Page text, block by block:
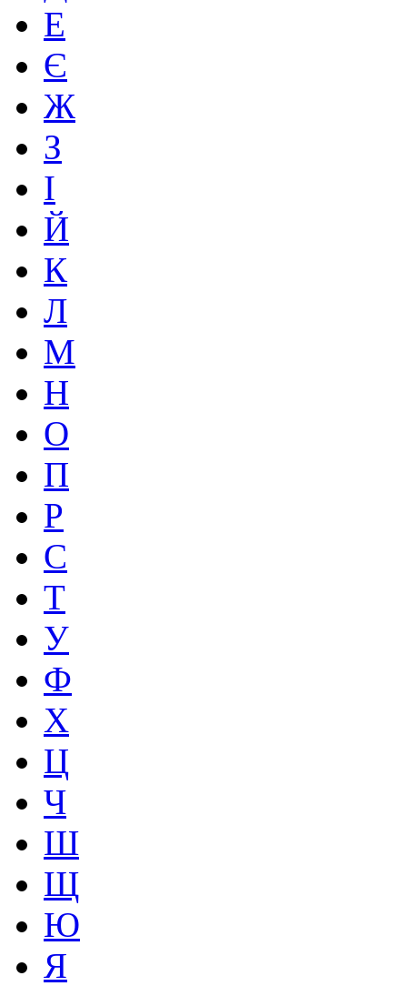
Е
Є
Ж
З
І
Й
К
Л
М
Н
О
П
Р
С
Т
У
Ф
Х
Ц
Ч
Ш
Щ
Ю
Я